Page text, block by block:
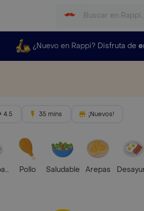
¿Nuevo en Rappi? Disfruta de
4.5 35 mins ¡Nuevos!
Pollo Saludable Arepas